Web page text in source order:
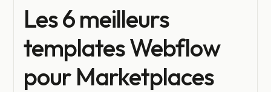
Les 6 meilleurs
templates Webflow
pour Marketplaces